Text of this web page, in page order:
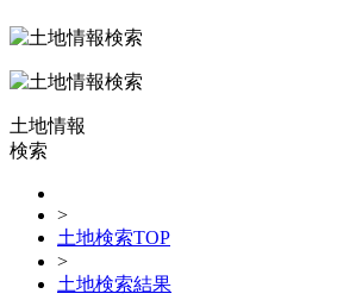
土地情報
検索
>
土地検索TOP
>
土地検索結果